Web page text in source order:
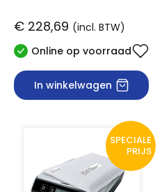
€ 228,69 (incl. BTW)
Online op voorraad
In winkelwagen
SPECIALE
PRIJS